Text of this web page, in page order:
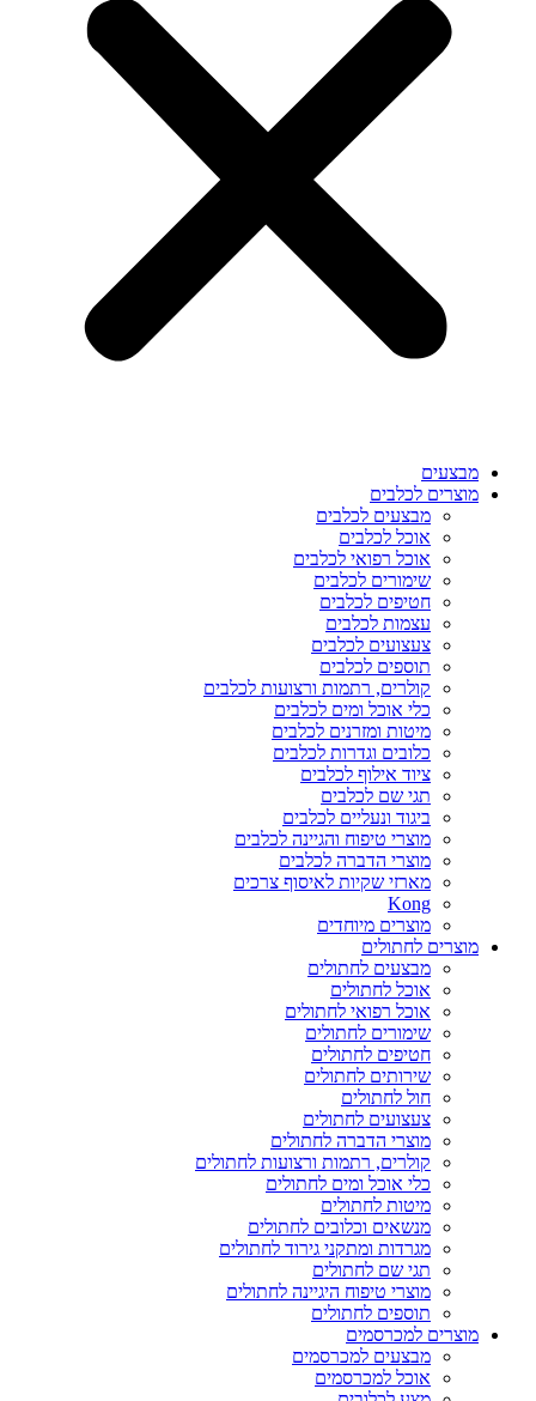
מבצעים
מוצרים לכלבים
מבצעים לכלבים
אוכל לכלבים
אוכל רפואי לכלבים
שימורים לכלבים
חטיפים לכלבים
עצמות לכלבים
צעצועים לכלבים
תוספים לכלבים
קולרים, רתמות ורצועות לכלבים
כלי אוכל ומים לכלבים
מיטות ומזרנים לכלבים
כלובים וגדרות לכלבים
ציוד אילוף לכלבים
תגי שם לכלבים
ביגוד ונעליים לכלבים
מוצרי טיפוח והגיינה לכלבים
מוצרי הדברה לכלבים
מארזי שקיות לאיסוף צרכים
Kong
מוצרים מיוחדים
מוצרים לחתולים
מבצעים לחתולים
אוכל לחתולים
אוכל רפואי לחתולים
שימורים לחתולים
חטיפים לחתולים
שירותים לחתולים
חול לחתולים
צעצועים לחתולים
מוצרי הדברה לחתולים
קולרים, רתמות ורצועות לחתולים
כלי אוכל ומים לחתולים
מיטות לחתולים
מנשאים וכלובים לחתולים
מגרדות ומתקני גירוד לחתולים
תגי שם לחתולים
מוצרי טיפוח היגיינה לחתולים
תוספים לחתולים
מוצרים למכרסמים
מבצעים למכרסמים
אוכל למכרסמים